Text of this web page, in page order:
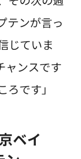
テンが言っ
じていま
ャンスです
です」
ベイ